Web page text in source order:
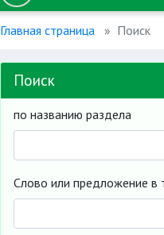
Главная страница Поиск
Поиск
по названию раздела
Слово или предложение в